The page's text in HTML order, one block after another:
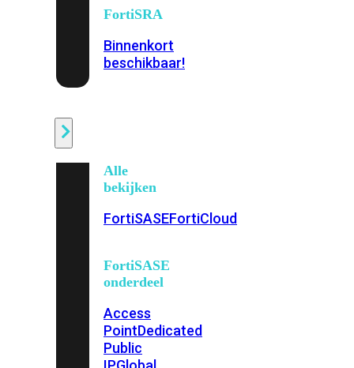
FortiSRA
Binnenkort
beschikbaar!
Alle
bekijken
FortiSASEFortiCloud
FortiSASE
onderdeel
Access
PointDedicated
Public